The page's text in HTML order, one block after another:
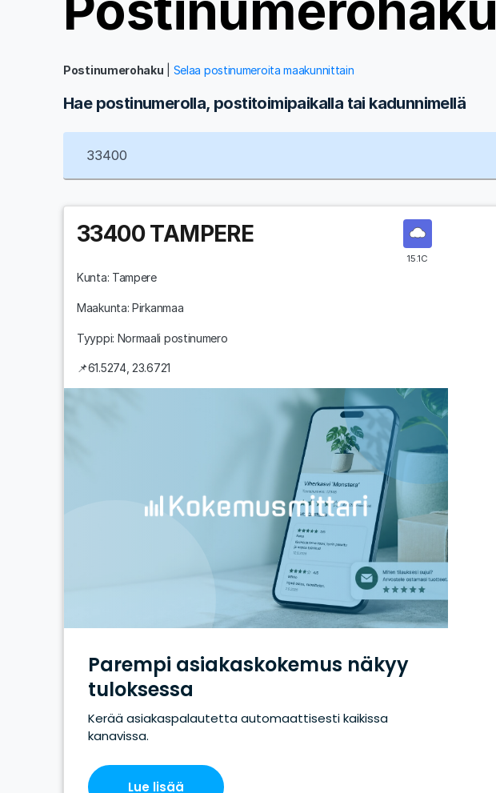
Postinumerohaku Selaa postinumeroita maakunnittain
Hae postinumerolla, postitoimipaikalla tai kadunnimellä
15.1C
33400 TAMPERE
Kunta: Tampere
Maakunta: Pirkanmaa
Tyyppi: Normaali postinumero
📌61.5274,23.6721